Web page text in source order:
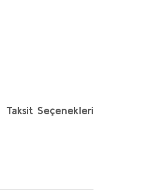
Taksit Seçenekleri